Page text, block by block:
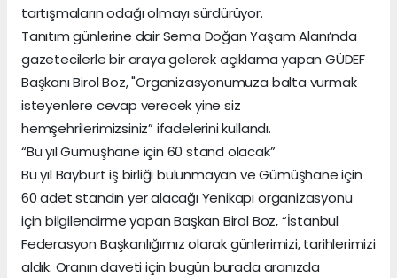
tartışmaların odağı olmayı sürdürüyor.
Tanıtım günlerine dair Sema Doğan Yaşam Alanı’nda
gazetecilerle bir araya gelerek açıklama yapan GÜDEF
Başkanı Birol Boz, "Organizasyonumuza balta vurmak
isteyenlere cevap verecek yine siz
hemşehrilerimizsiniz” ifadelerini kullandı.
“Bu yıl Gümüşhane için 60 stand olacak”
Bu yıl Bayburt iş birliği bulunmayan ve Gümüşhane için
60 adet standın yer alacağı Yenikapı organizasyonu
için bilgilendirme yapan Başkan Birol Boz, “İstanbul
Federasyon Başkanlığımız olarak günlerimizi, tarihlerimizi
aldık. Oranın daveti için bugün burada aranızda